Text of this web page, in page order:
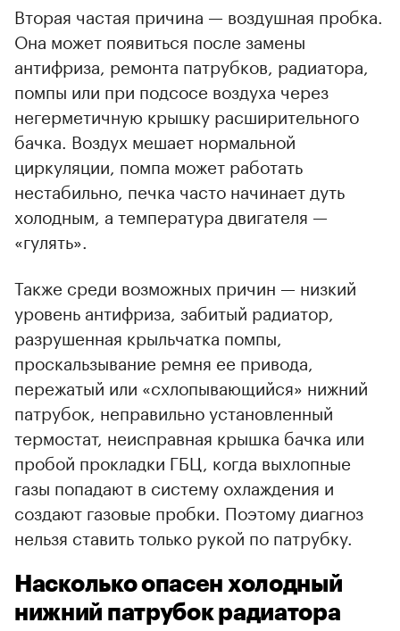
Вторая частая причина — воздушная пробка.
Она может появиться после замены
антифриза, ремонта патрубков, радиатора,
помпы или при подсосе воздуха через
негерметичную крышку расширительного
бачка. Воздух мешает нормальной
циркуляции, помпа может работать
нестабильно, печка часто начинает дуть
холодным, а температура двигателя —
«гулять».
Также среди возможных причин — низкий
уровень антифриза, забитый радиатор,
разрушенная крыльчатка помпы,
проскальзывание ремня ее привода,
пережатый или «схлопывающийся» нижний
патрубок, неправильно установленный
термостат, неисправная крышка бачка или
пробой прокладки ГБЦ, когда выхлопные
газы попадают в систему охлаждения и
создают газовые пробки. Поэтому диагноз
нельзя ставить только рукой по патрубку.
Насколько опасен холодный
нижний патрубок радиатора